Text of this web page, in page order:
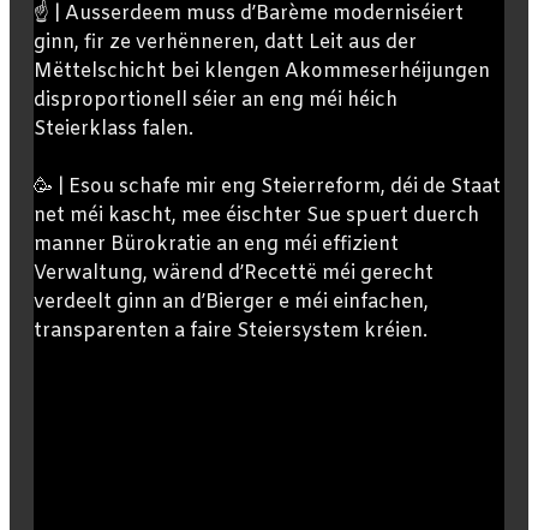
☝️ | Ausserdeem muss d’Barème moderniséiert
ginn, fir ze verhënneren, datt Leit aus der
Mëttelschicht bei klengen Akommeserhéijungen
disproportionell séier an eng méi héich
Steierklass falen.
🥳 | Esou schafe mir eng Steierreform, déi de Staat
net méi kascht, mee éischter Sue spuert duerch
manner Bürokratie an eng méi effizient
Verwaltung, wärend d’Recettë méi gerecht
verdeelt ginn an d’Bierger e méi einfachen,
transparenten a faire Steiersystem kréien.